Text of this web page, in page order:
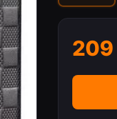
209